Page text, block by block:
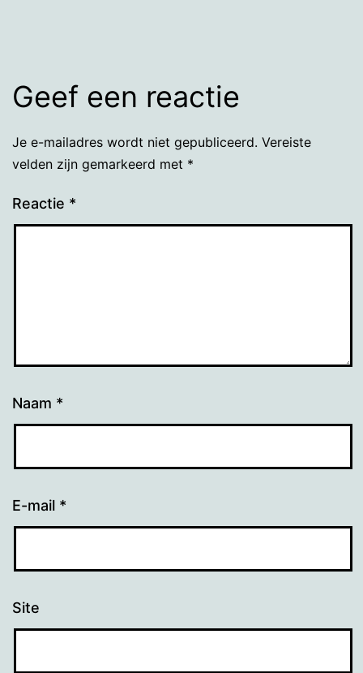
Geef een reactie
Je e-mailadres wordt niet gepubliceerd. Vereiste
velden zijn gemarkeerd met *
Reactie *
Naam *
E-mail *
Site